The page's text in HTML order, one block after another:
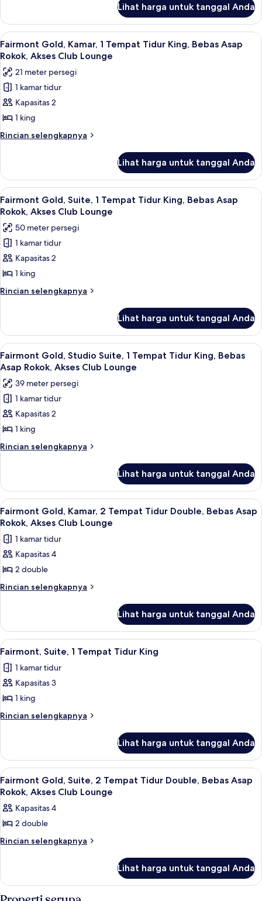
Bebas
Asap
Rokok
(Fairmont
Room)
Kamar,
Tempat
Tidur
Queen,
Bebas
Asap
Rokok
(Fairmont
Room)
Lihat harga untuk tanggal Anda
Lihat
semua
foto
untuk
Fairmont
Gold,
Kamar,
1
King,
Bebas
Asap
Rokok,
Akses
Club
Lounge
Fairmont Gold, Kamar, 1 Tempat
7
Fairmont Gold, Kamar, 1 Tempat Tidur King, Bebas Asap
Rokok, Akses Club Lounge
21 meter persegi
1 kamar tidur
Kapasitas 2
1 king
Rincian selengkapnya
Rincian
Fairmont
Gold,
Kamar,
1
Tempat
Tidur
King,
Bebas
Asap
Rokok,
Club
Lihat harga untuk tanggal Anda
Lihat
semua
foto
untuk
Fairmont
Gold,
Suite,
1
King,
Bebas
Asap
Rokok,
Akses
Club
Lounge
Fairmont Gold, Suite, 1 Tempat
8
Fairmont Gold, Suite, 1 Tempat Tidur King, Bebas Asap
Rokok, Akses Club Lounge
50 meter persegi
1 kamar tidur
Kapasitas 2
1 king
Rincian selengkapnya
Rincian
Fairmont
Gold,
Suite,
1
Tempat
Tidur
King,
Bebas
Asap
Rokok,
Club
Lihat harga untuk tanggal Anda
Lihat
semua
foto
untuk
Fairmont
Gold,
Studio
Suite,
Tidur
King,
Bebas
Asap
Rokok,
Akses
Club
Lounge
Fairmont Gold, Studio Suite, 1
7
Fairmont Gold, Studio Suite, 1 Tempat Tidur King, Bebas
Asap Rokok, Akses Club Lounge
39 meter persegi
1 kamar tidur
Kapasitas 2
1 king
Rincian selengkapnya
Rincian
Fairmont
Gold,
Studio
Suite,
Tempat
Tidur
Bebas
Asap
Rokok,
Lounge
Lihat harga untuk tanggal Anda
Lihat
semua
foto
untuk
Fairmont
Gold,
Kamar,
Tidur
Double,
Bebas
Asap
Rokok,
Akses
Club
Lounge
Seprai premium, bantalan ekstra
5
Fairmont Gold, Kamar, 2 Tempat Tidur Double, Bebas Asap
Rokok, Akses Club Lounge
1 kamar tidur
Kapasitas 4
2 double
Rincian selengkapnya
Rincian
Fairmont
Gold,
Kamar,
Tempat
Tidur
Bebas
Asap
Rokok,
Lounge
Lihat harga untuk tanggal Anda
Lihat
semua
foto
untuk
Fairmont,
Suite,
Tidur
King
Fairmont, Suite, 1 Tempat Tidur
2
Fairmont, Suite, 1 Tempat Tidur King
1 kamar tidur
Kapasitas 3
1 king
Rincian selengkapnya
Rincian
Fairmont,
Suite,
1
Tempat
King
Lihat harga untuk tanggal Anda
Lihat
semua
untuk
Fairmont
Gold,
Tempat
Tidur
Seprai premium, bantalan ekstra
5
Fairmont Gold, Suite, 2 Tempat Tidur Double, Bebas Asap
Rokok, Akses Club Lounge
Kapasitas 4
2 double
Rincian selengkapnya
Rincian
Fairmont
Lihat harga untuk tanggal Anda